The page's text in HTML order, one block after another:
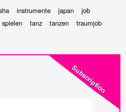
instrumente japan
job
spielen tanz tanzen traumjob
Subscription